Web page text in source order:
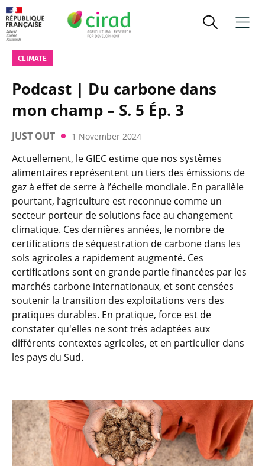
CLIMATE
Podcast | Du carbone dans
mon champ – S. 5 Ép. 3
JUST OUT 1 November 2024
Actuellement, le GIEC estime que nos systèmes
alimentaires représentent un tiers des émissions de
gaz à effet de serre à l’échelle mondiale. En parallèle
pourtant, l’agriculture est reconnue comme un
secteur porteur de solutions face au changement
climatique. Ces dernières années, le nombre de
certifications de séquestration de carbone dans les
sols agricoles a rapidement augmenté. Ces
certifications sont en grande partie financées par les
marchés carbone internationaux, et sont censées
soutenir la transition des exploitations vers des
pratiques durables. En pratique, force est de
constater qu'elles ne sont très adaptées aux
différents contextes agricoles, et en particulier dans
les pays du Sud.